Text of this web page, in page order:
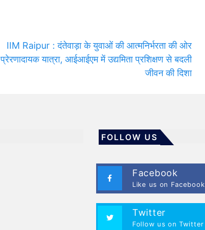
IIM Raipur : दंतेवाड़ा के युवाओं की आत्मनिर्भरता की ओर
प्रेरणादायक यात्रा, आईआईएम में उद्यमिता प्रशिक्षण से बदली
जीवन की दिशा
FOLLOW US
Facebook
Like us on Facebook
Twitter
Follow us on Twitter